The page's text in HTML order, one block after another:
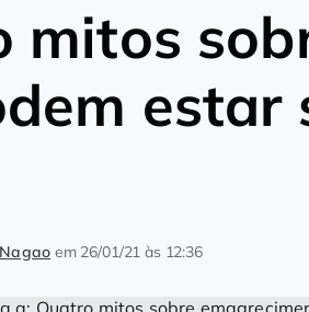
mitos
estar
em 26/01/21 às 12:36